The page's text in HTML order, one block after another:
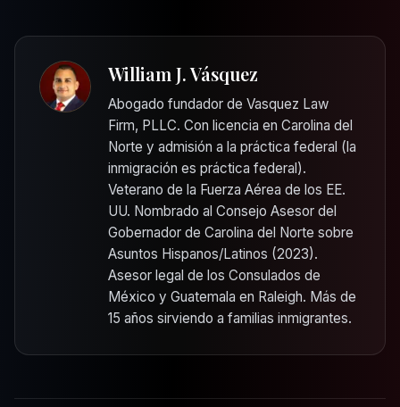
William J. Vásquez
Abogado fundador de Vasquez Law
Firm, PLLC. Con licencia en Carolina del
Norte y admisión a la práctica federal (la
inmigración es práctica federal).
Veterano de la Fuerza Aérea de los EE.
UU. Nombrado al Consejo Asesor del
Gobernador de Carolina del Norte sobre
Asuntos Hispanos/Latinos (2023).
Asesor legal de los Consulados de
México y Guatemala en Raleigh. Más de
15 años sirviendo a familias inmigrantes.